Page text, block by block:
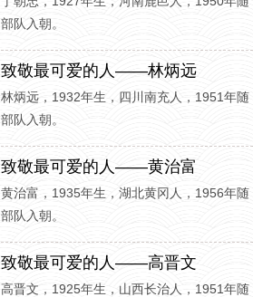
部队入朝。
致敬最可爱的人——林炳远
林炳远，1932年生，四川南充人，1951年随
部队入朝。
致敬最可爱的人——黄治富
黄治富，1935年生，湖北黄冈人，1956年随
部队入朝。
致敬最可爱的人——高晋文
高晋文，1925年生，山西长治人，1951年随